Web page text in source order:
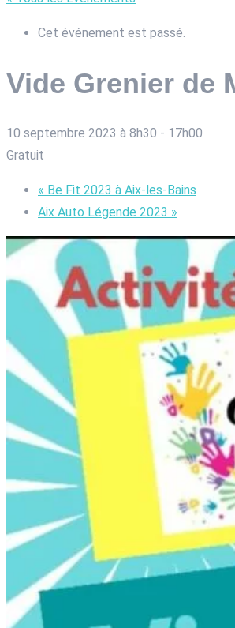
Cet événement est passé.
Vide Grenier de
10 septembre 2023 à 8h30 - 17h00
Gratuit
« Be Fit 2023 à Aix-les-Bains
Aix Auto Légende 2023 »